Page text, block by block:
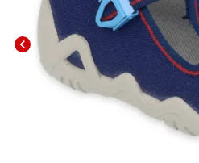
chevron_left